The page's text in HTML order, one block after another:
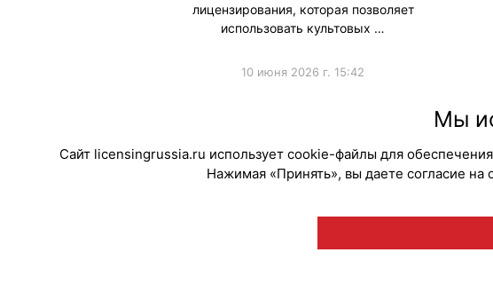
лицензирования, которая позволяет
использовать культовых …
10 июня 2026 г. 15:42
© "Вестник
Мы
Сайт licensingrussia.ru использует cookie-файлы для
Нажимая «Принять», вы даете согласие на